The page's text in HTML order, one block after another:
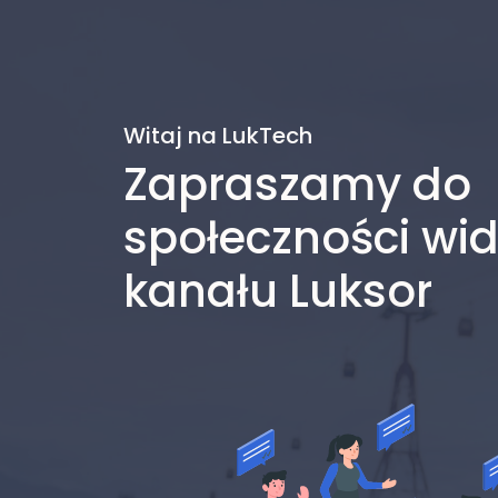
Witaj na LukTech
Zapraszamy do
społeczności
kanału Luksor